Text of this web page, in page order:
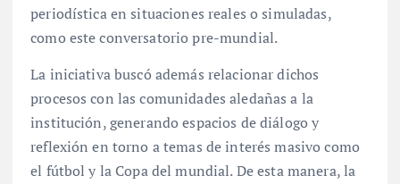
periodística en situaciones reales o simuladas,
como este conversatorio pre-mundial.
La iniciativa buscó además relacionar dichos
procesos con las comunidades aledañas a la
institución, generando espacios de diálogo y
reflexión en torno a temas de interés masivo como
el fútbol y la Copa del mundial. De esta manera, la